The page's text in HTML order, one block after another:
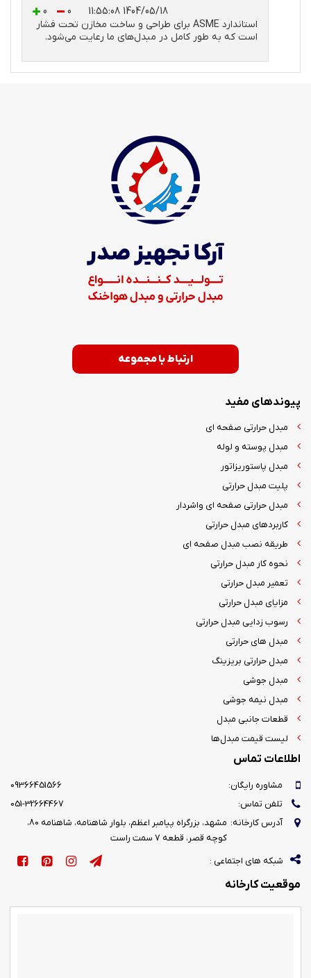
1404/05/18 11:55:08
0
0
استاندارد ASME برای طراحی و ساخت مخازن تحت فشار
است که به طور کامل در مبدل‌های ما رعایت می‌شود.
ارتباط با مجموعه
پیوندهای مفید
مبدل حرارتی صفحه ای
مبدل پوسته و لوله
مبدل پاستوریزاتور
پلیت مبدل حرارتی
مبدل حرارتی صفحه ای واشردار
کاربردهای مبدل حرارتی
طریقه نصب مبدل صفحه ای
نحوه کار مبدل حرارتی
تعمیر مبدل حرارتی
مزایای مبدل حرارتی
رسوب زدایی مبدل حرارتی
مبدل های حرارتی
مبدل حرارتی بریزینگ
مبدل جوشی
مبدل نیمه جوشی
قطعات جانبی مبدل
لیست قیمت مبدل‌ها
اطلاعات تماس
مشاوره رایگان:
09366451566
تلفن تماس:
051-32664467
آدرس کارخانه:
مشهد، بزرگراه پیامبر اعظم، بلوار شاهنامه، شاهنامه 80،
کوچه قصر، قطعه 7 سمت راست
شبکه های اجتماعی :
موقعیت کارخانه